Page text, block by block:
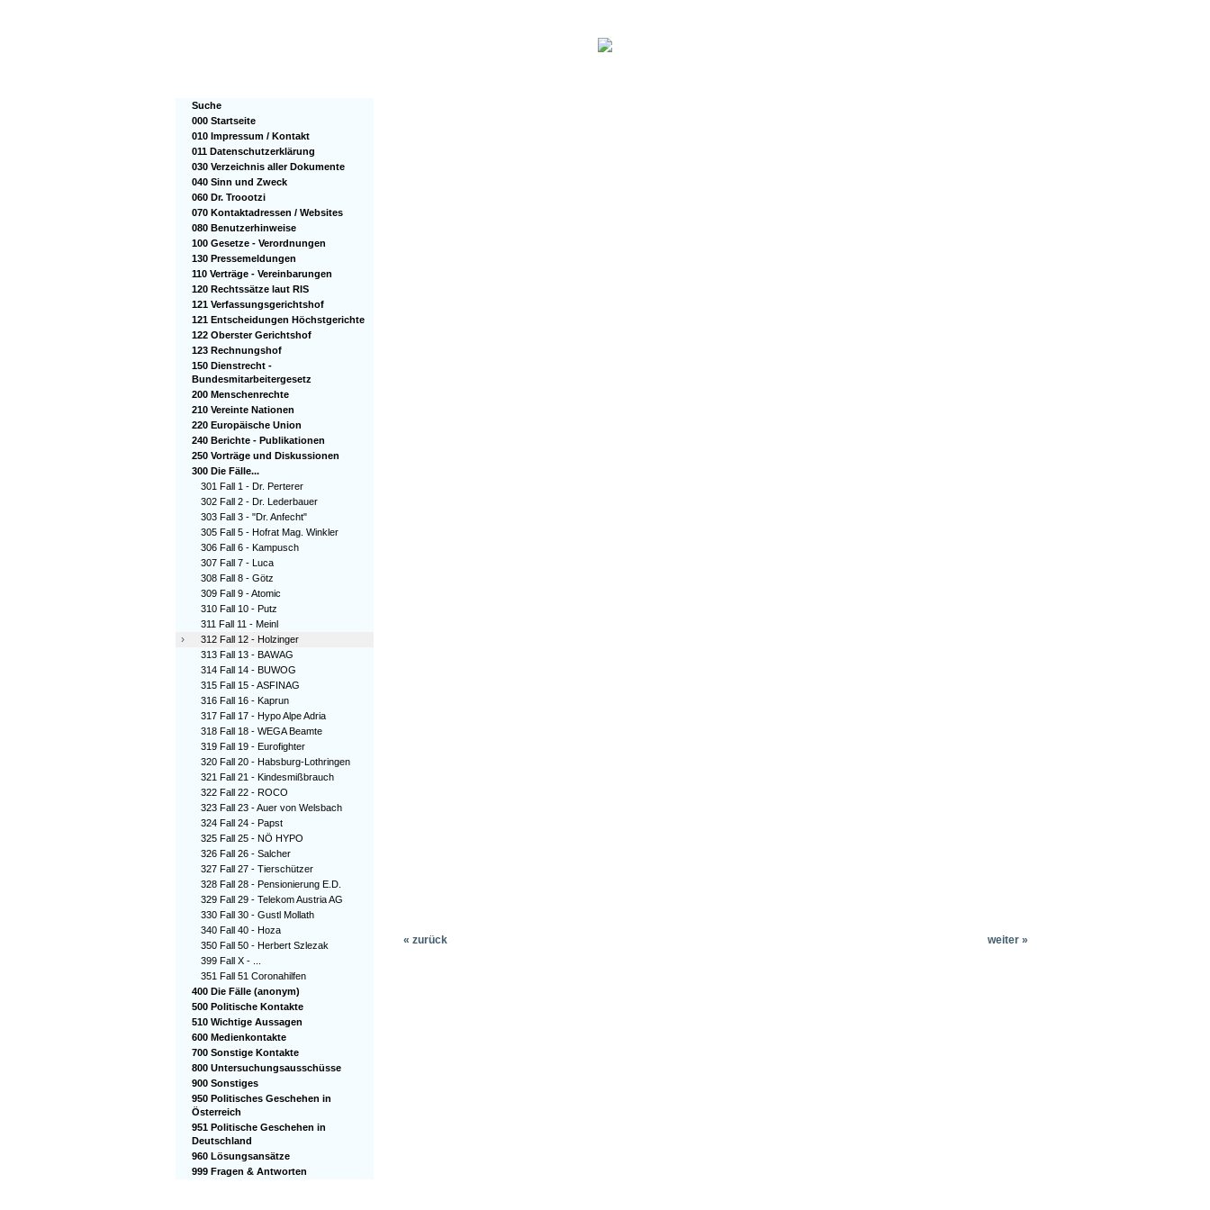
Suche
000 Startseite
010 Impressum / Kontakt
011 Datenschutzerklärung
030 Verzeichnis aller Dokumente
040 Sinn und Zweck
060 Dr. Troootzi
070 Kontaktadressen / Websites
080 Benutzerhinweise
100 Gesetze - Verordnungen
130 Pressemeldungen
110 Verträge - Vereinbarungen
120 Rechtssätze laut RIS
121 Verfassungsgerichtshof
121 Entscheidungen Höchstgerichte
122 Oberster Gerichtshof
123 Rechnungshof
150 Dienstrecht -
Bundesmitarbeitergesetz
200 Menschenrechte
210 Vereinte Nationen
220 Europäische Union
240 Berichte - Publikationen
250 Vorträge und Diskussionen
300 Die Fälle...
301 Fall 1 - Dr. Perterer
302 Fall 2 - Dr. Lederbauer
303 Fall 3 - "Dr. Anfecht"
305 Fall 5 - Hofrat Mag. Winkler
306 Fall 6 - Kampusch
307 Fall 7 - Luca
308 Fall 8 - Götz
309 Fall 9 - Atomic
310 Fall 10 - Putz
311 Fall 11 - Meinl
›
312 Fall 12 - Holzinger
313 Fall 13 - BAWAG
314 Fall 14 - BUWOG
315 Fall 15 - ASFINAG
316 Fall 16 - Kaprun
317 Fall 17 - Hypo Alpe Adria
318 Fall 18 - WEGA Beamte
319 Fall 19 - Eurofighter
320 Fall 20 - Habsburg-Lothringen
321 Fall 21 - Kindesmißbrauch
322 Fall 22 - ROCO
323 Fall 23 - Auer von Welsbach
324 Fall 24 - Papst
325 Fall 25 - NÖ HYPO
326 Fall 26 - Salcher
327 Fall 27 - Tierschützer
328 Fall 28 - Pensionierung E.D.
329 Fall 29 - Telekom Austria AG
330 Fall 30 - Gustl Mollath
340 Fall 40 - Hoza
350 Fall 50 - Herbert Szlezak
399 Fall X - ...
351 Fall 51 Coronahilfen
400 Die Fälle (anonym)
500 Politische Kontakte
510 Wichtige Aussagen
600 Medienkontakte
700 Sonstige Kontakte
800 Untersuchungsausschüsse
900 Sonstiges
950 Politisches Geschehen in
Österreich
951 Politische Geschehen in
Deutschland
960 Lösungsansätze
999 Fragen & Antworten
« zurück weiter »